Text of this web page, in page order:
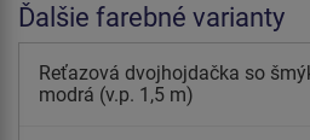
Ďalšie farebné varianty
Reťazová dvojhojdačka so
modrá (v.p. 1,5 m)